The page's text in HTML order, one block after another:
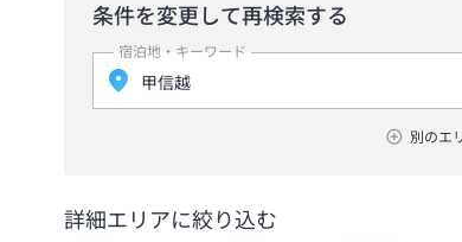
条件を変更して再検索する
宿泊地・キーワード
別のエ
詳細エリアに絞り込む